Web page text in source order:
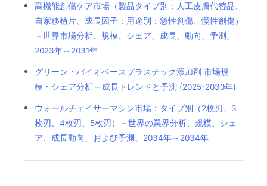
高機能創傷ケア市場（製品タイプ別：人工皮膚代替品、
自家移植片、成長因子；用途別：急性創傷、慢性創傷）
－世界市場分析、規模、シェア、成長、動向、予測、
2023年～2031年
グリーン・バイオベースプラスチック添加剤 市場規
模・シェア分析 – 成長トレンドと予測 (2025-2030年)
ウォールチェイサーマシン市場：タイプ別（2枚刃、3
枚刃、4枚刃、5枚刃）－世界の業界分析、規模、シェ
ア、成長動向、および予測、2034年～2034年